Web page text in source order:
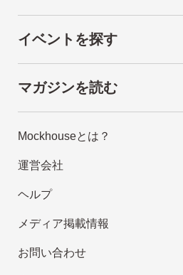
イベントを探す
マガジンを読む
Mockhouseとは？
運営会社
ヘルプ
メディア掲載情報
お問い合わせ